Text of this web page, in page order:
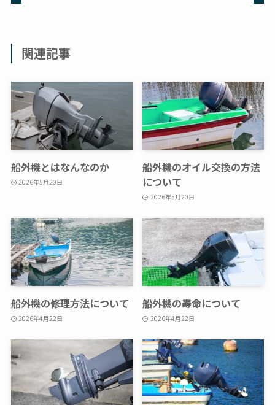
関連記事
船外機とはなんなのか
2026年5月20日
船外機のオイル交換の方法
について
2026年5月20日
船外機の修理方法について
2026年4月22日
船外機の寿命について
2026年4月22日